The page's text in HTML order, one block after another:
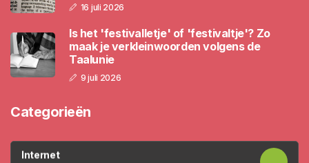
16 juli 2026
Is het 'festivalletje' of 'festivaltje'? Zo
maak je verkleinwoorden volgens de
Taalunie
9 juli 2026
Categorieën
Internet